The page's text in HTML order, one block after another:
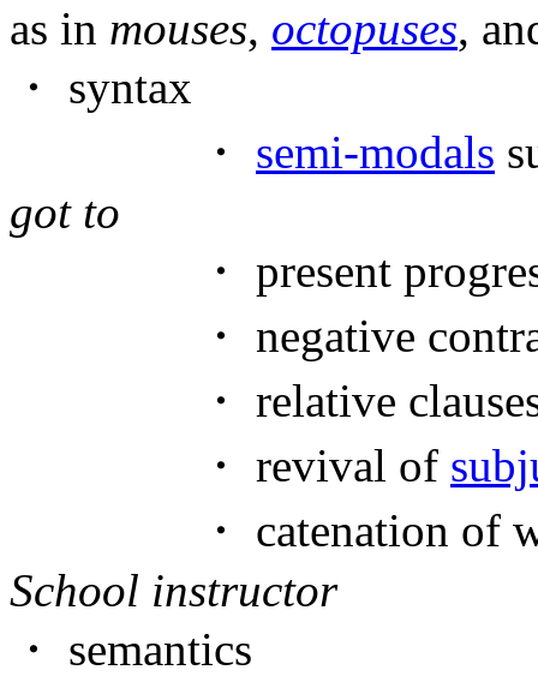
as in mouses, octopuses,
・ syntax
・ semi-modals
got to
・ present
・ negative
・ relative
・ revival of
・ catenation of
School instructor
・ semantics